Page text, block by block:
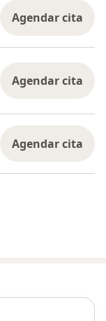
Agendar cita
Agendar cita
Agendar cita